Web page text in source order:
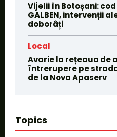
Vijelii în Botoșani: cod
GALBEN, intervenții
doborâți
Local
Avarie la rețeaua de
întrerupere pe
de la Nova Apaserv
Topics